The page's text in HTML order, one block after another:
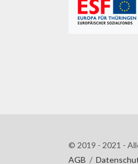
© 2019 - 2021 -
AGB /